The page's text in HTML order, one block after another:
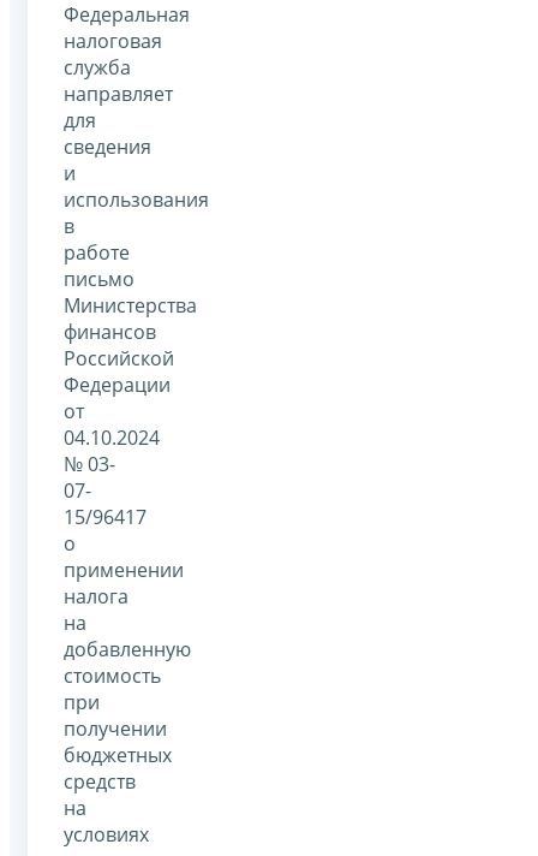
Федеральная
налоговая
служба
направляет
для
сведения
и
использования
в
работе
письмо
Министерства
финансов
Российской
Федерации
от
04.10.2024
№ 03-
07-
15/96417
о
применении
налога
на
добавленную
стоимость
при
получении
бюджетных
средств
на
условиях